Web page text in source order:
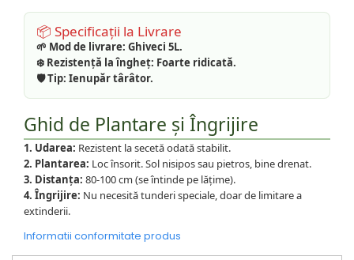
📦 Specificații la Livrare
🌱 Mod de livrare: Ghiveci 5L.
❄️ Rezistență la îngheț: Foarte ridicată.
🛡️ Tip: Ienupăr târâtor.
Ghid de Plantare și Îngrijire
1. Udarea: Rezistent la secetă odată stabilit.
2. Plantarea: Loc însorit. Sol nisipos sau pietros, bine drenat.
3. Distanța: 80-100 cm (se întinde pe lățime).
4. Îngrijire: Nu necesită tunderi speciale, doar de limitare a
extinderii.
Informatii conformitate produs